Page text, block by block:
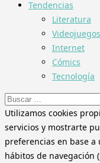
Tendencias
Literatura
Videojuegos
Internet
Cómics
Tecnología
Buscar:
Utilizamos cookies
servicios y mostrarte
preferencias en base
hábitos de navegación